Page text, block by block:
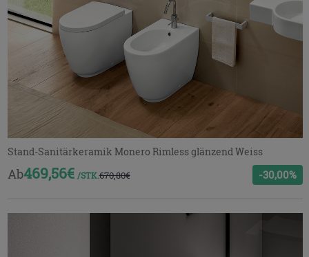
Stand-Sanitärkeramik Monero Rimless glänzend Weiss
Ab469,56€ /STK.670,80€ -30,00%